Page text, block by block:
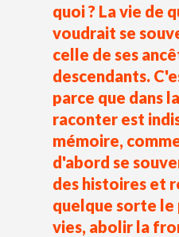
quoi ? La vie de
voudrait se
celle de ses
descendants.
parce que dans
raconter est
mémoire,
d'abord se
des histoires et
quelque sorte le
vies, abolir la